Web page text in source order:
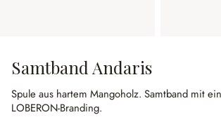
Samtband Andaris
Spule aus hartem Mangoholz. Samtband mit
LOBERON-Branding.